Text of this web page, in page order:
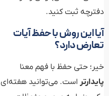
دفترچه ثبت کنید.
آیا این روش با حفظ آیات
تعارض دارد؟
خیر؛ حتی حفظ با فهم معنا
پایدارتر است. می‌توانید هفته‌ای